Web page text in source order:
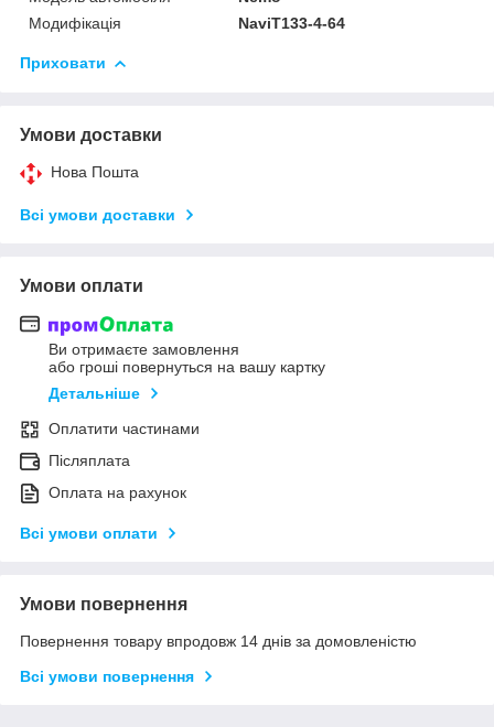
Модифікація
NaviT133-4-64
Приховати
Умови доставки
Нова Пошта
Всі умови доставки
Умови оплати
Ви отримаєте замовлення
або гроші повернуться на вашу картку
Детальніше
Оплатити частинами
Післяплата
Оплата на рахунок
Всі умови оплати
Умови повернення
Повернення товару впродовж 14 днів за домовленістю
Всі умови повернення